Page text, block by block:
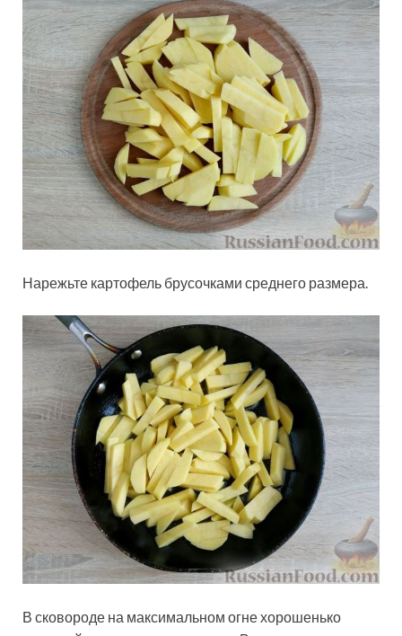
Нарежьте картофель брусочками среднего размера.
В сковороде на максимальном огне хорошенько